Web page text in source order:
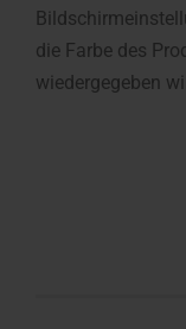
die Farbe des
wiedergegeben